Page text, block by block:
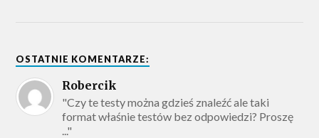
OSTATNIE KOMENTARZE:
Robercik
"Czy te testy można gdzieś znaleźć ale taki
format właśnie testów bez odpowiedzi? Proszę
..."